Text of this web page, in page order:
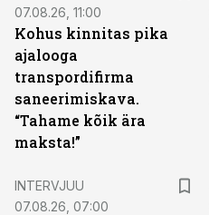
07.08.26, 11:00
Kohus kinnitas pika
ajalooga
transpordifirma
saneerimiskava.
“Tahame kõik ära
maksta!”
INTERVJUU
07.08.26, 07:00